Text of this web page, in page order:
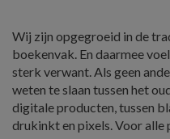
Wij zijn opgegroeid in de
boekenvak. En daarmee
sterk verwant. Als geen
weten te slaan tussen het
digitale producten, tussen
drukinkt en pixels. Voor